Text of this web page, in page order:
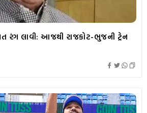
રંગ લાવી: આજથી રાજકોટ-ભુજની ટ્રેન